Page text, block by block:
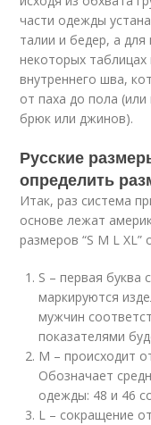
части одежды
талии и бедер, а
некоторых
внутреннего шва,
от паха до пола
брюк или джинов).
Русские
определить
Итак, раз система
основе лежат
размеров “S M L XL”
S – первая буква
маркируются
мужчин
показателями
M – происходит
Обозначает
одежды: 48 и 46
L – сокращение